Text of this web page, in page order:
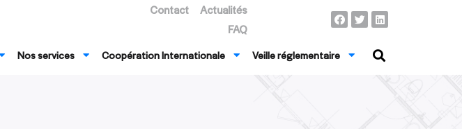
Contact
Actualités
FAQ
Nos services Coopération Internationale Veille réglementaire